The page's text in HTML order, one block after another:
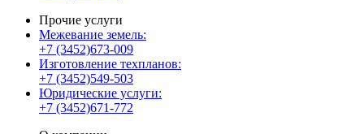
Прочие услуги
Межевание земель:
+7 (3452)673-009
Изготовление техпланов:
+7 (3452)549-503
Юридические услуги:
+7 (3452)671-772